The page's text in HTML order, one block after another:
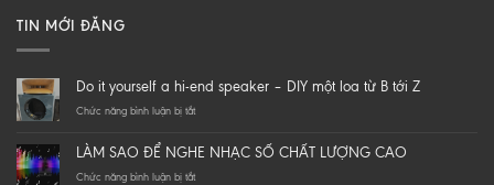
TIN MỚI ĐĂNG
Do it yourself a hi-end speaker – DIY một loa từ B tới Z
Chức năng bình luận bị tắtở
yourself
a
LÀM SAO ĐỂ NGHE NHẠC SỐ CHẤT LƯỢNG CAO
Chức năng bình luận bị tắtở